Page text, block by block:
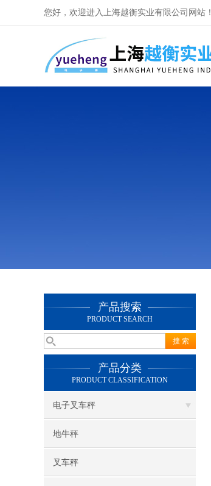
您好，欢迎进入上海越衡实业有限公司网站！
产品搜索
PRODUCT SEARCH
产品分类
PRODUCT CLASSIFICATION
电子叉车秤
地牛秤
叉车秤